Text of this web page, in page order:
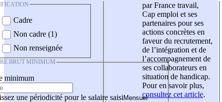
Cadre
Non cadre (1)
Non renseignée
BRUT MINIMUM
minimum
une périodicité pour le salaire saisi
par France travail,
Cap emploi et ses
partenaires pour ses
actions concrètes en
faveur du recrutement,
de l’intégration et de
l’accompagnement de
ses collaborateurs en
situation de handicap.
Pour en savoir plus,
consultez cet article.